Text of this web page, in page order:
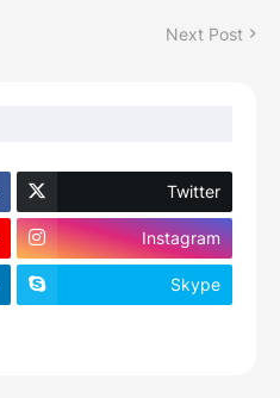
Next Post
Twitter
Instagram
Skype